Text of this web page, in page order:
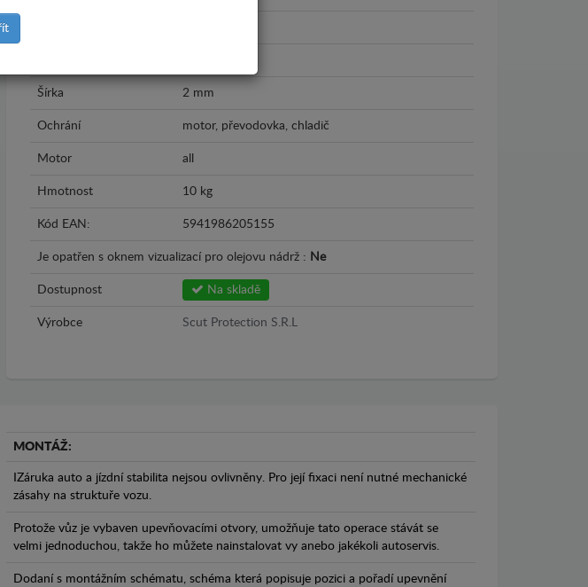
Šírka 2 mm
Ochrání motor, převodovka, chladič
Motor all
Hmotnost 10 kg
Kód EAN: 5941986205155
Je opatřen s oknem vizualizací pro olejovu nádrž : Ne
Dostupnost Na skladě
Výrobce Scut Protection S.R.L
MONTÁŽ:
IZáruka auto a jízdní stabilita nejsou ovlivněny. Pro její fixaci není nutné mechanické
zásahy na struktuře vozu.
Protože vůz je vybaven upevňovacími otvory, umožňuje tato operace stávát se
velmi jednoduchou, takže ho můžete nainstalovat vy anebo jakékoli autoservis.
Dodaní s montážním schématu, schéma která popisuje pozici a pořadí upevnění